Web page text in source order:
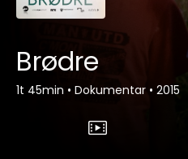
Brødre
1t 45min • Dokumentar • 2015